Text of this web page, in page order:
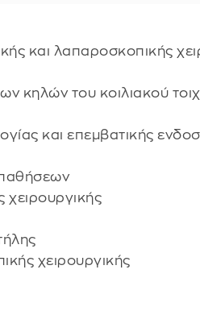
και λαπαροσκοπικής
κηλών του κοιλιακού
και επεμβατικής
χειρουργικής
χειρουργικής